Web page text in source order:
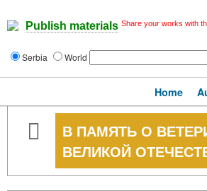
Publish materials Share your works with
Serbia World
Home
В ПАМЯТЬ О
ВЕЛИКОЙ